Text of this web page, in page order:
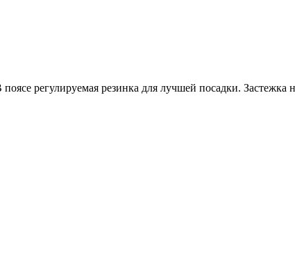
регулируемая резинка для лучшей посадки. Застежка